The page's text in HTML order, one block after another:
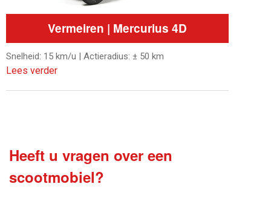
Vermeiren | Mercurius 4D
Snelheid: 15 km/u | Actieradius: ± 50 km
Lees verder
Heeft u vragen over een
scootmobiel?